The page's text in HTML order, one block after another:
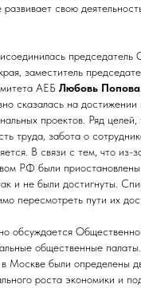
свою
председатель
заместитель
АЕБ Любовь Попова
сказалась на достижении
проектов. Ряд целей,
труда, забота о
В связи с тем, что из-
РФ были
и не были достигнуты.
пересмотреть пути их
обсуждается
общественные
Москве были определены
роста экономики и